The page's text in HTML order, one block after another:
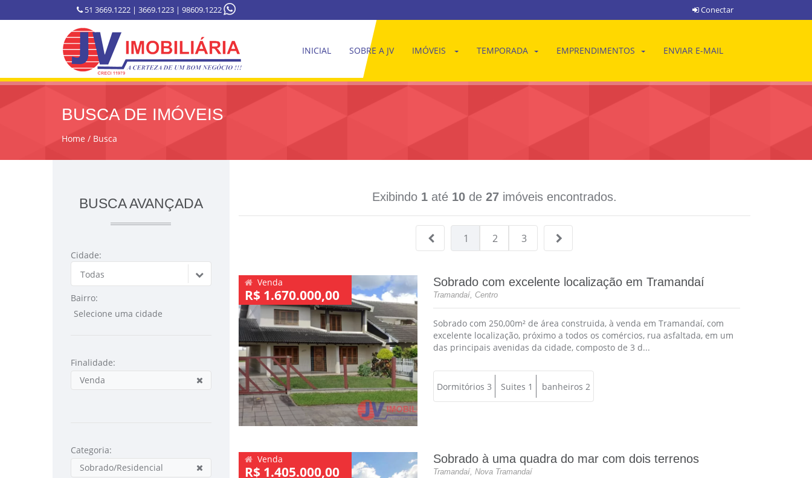
51 3669.1222 | 3669.1223 | 98609.1222 Conectar
INICIAL SOBRE A JV IMÓVEIS TEMPORADA EMPRENDIMENTOS ENVIAR E-MAIL
BUSCA DE IMÓVEIS
Home Busca
BUSCA AVANÇADA
Cidade:
Todas
Bairro:
Finalidade:
Venda
Categoria:
Sobrado/Residencial
Exibindo 1até 10de 27imóveis encontrados.
1 2 3
Venda
R$ 1.670.000,00
Sobrado com excelente localização em Tramandaí
Tramandaí, Centro
Sobrado com 250,00m² de área construida, à venda em Tramandaí, com
excelente localização, próximo a todos os comércios, rua asfaltada, em um
das principais avenidas da cidade, composto de 3 d...
Dormitórios 3 Suites 1 banheiros 2
Venda
R$ 1.405.000,00
Sobrado à uma quadra do mar com dois terrenos
Tramandaí, Nova Tramandaí